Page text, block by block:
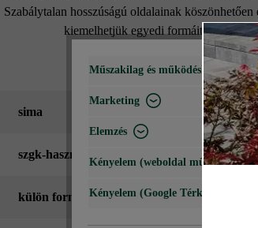
Szabálytalan hosszúságú oldalainak
kiemelhetjük egyedi formáit. Ha
sima
szgk-használat 3,5 t-ig csekély forgalommal
külön formátum
Műszakilag és működéshez
Marketing
Elemzés
Kényelem (weboldal működése)
Kényelem (Google Térkép)